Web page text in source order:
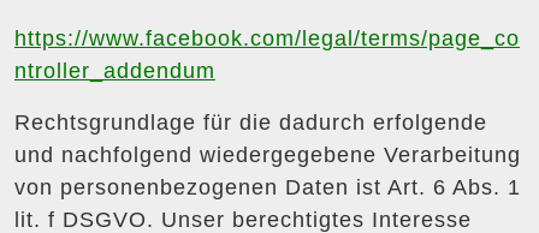
https://www.facebook.com/legal/terms/page_co
ntroller_addendum
Rechtsgrundlage für die dadurch erfolgende
und nachfolgend wiedergegebene Verarbeitung
von personenbezogenen Daten ist Art. 6 Abs. 1
lit. f DSGVO. Unser berechtigtes Interesse